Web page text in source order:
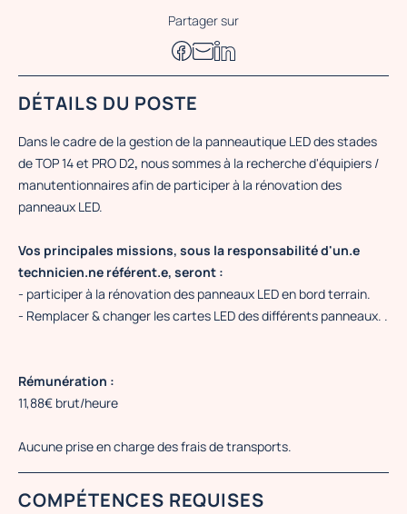
Partager sur
DÉTAILS DU POSTE
Dans le cadre de la gestion de la panneautique LED des stades
de TOP 14 et PRO D2, nous sommes à la recherche d'équipiers /
manutentionnaires afin de participer à la rénovation des
panneaux LED.
Vos principales missions, sous la responsabilité d'un.e
technicien.ne référent.e, seront :
- participer à la rénovation des panneaux LED en bord terrain.
- Remplacer & changer les cartes LED des différents panneaux. .
Rémunération :
11,88€ brut/heure
Aucune prise en charge des frais de transports.
COMPÉTENCES REQUISES